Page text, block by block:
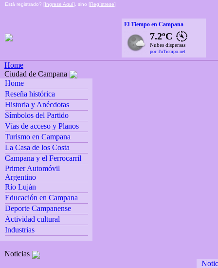
Está registrado? [Ingrese Aquí], sino [Regístrese]
El Tiempo en Campana
7.2ºC
Nubes dispersas
por TuTiempo.net
Home
Ciudad de Campana
Home
Reseña histórica
Historia y Anécdotas
Símbolos del Partido
Vías de acceso y Planos
Turismo en Campana
La Casa de los Costa
Campana y el Ferrocarril
Primer Automóvil
Argentino
Río Luján
Educación en Campana
Deporte Campanense
Actividad cultural
Industrias
Noticias